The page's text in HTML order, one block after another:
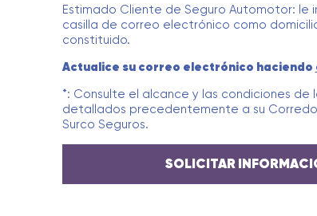
Estimado Cliente de Seguro Automotor: le
casilla de correo electrónico como
constituido.
Actualice su correo electrónico haciendo
*: Consulte el alcance y las condiciones de
detallados precedentemente a su
Surco Seguros.
SOLICITAR